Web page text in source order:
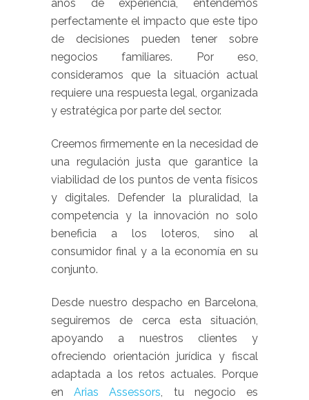
años de experiencia, entendemos
perfectamente el impacto que este tipo
de decisiones pueden tener sobre
negocios familiares. Por eso,
consideramos que la situación actual
requiere una respuesta legal, organizada
y estratégica por parte del sector.
Creemos firmemente en la necesidad de
una regulación justa que garantice la
viabilidad de los puntos de venta físicos
y digitales. Defender la pluralidad, la
competencia y la innovación no solo
beneficia a los loteros, sino al
consumidor final y a la economía en su
conjunto.
Desde nuestro despacho en Barcelona,
seguiremos de cerca esta situación,
apoyando a nuestros clientes y
ofreciendo orientación jurídica y fiscal
adaptada a los retos actuales. Porque
enArias Assessors, tu negocio es